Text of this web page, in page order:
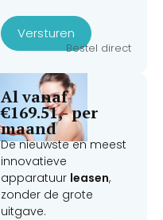
Versturen
Bestel direct
Al vanaf
€169.51,- per
maand
De nieuwste en meest
innovatieve
apparatuur leasen,
zonder de grote
uitgave.